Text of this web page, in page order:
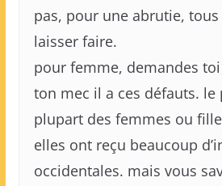
pas, pour une abrutie,
laisser faire.
pour femme, demandes
ton mec il a ces défauts. le
plupart des femmes ou
elles ont reçu beaucoup
occidentales. mais vous